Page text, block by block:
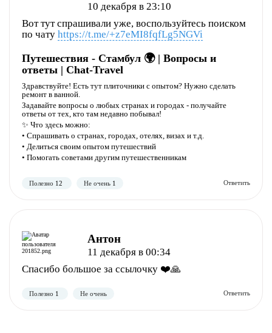
Полезно Не полезно
Полезно Не полезно
10 декабря в 23:10
Вот тут спрашивали уже, воспользуйтесь поиском
по чату https://t.me/+z7eMI8fqfLg5NGVi
Путешествия - Стамбул 🌍 | Вопросы и
ответы | Chat-Travel
Здравствуйте! Есть тут плиточники с опытом? Нужно сделать
ремонт в ванной.
Задавайте вопросы о любых странах и городах - получайте
ответы от тех, кто там недавно побывал!
✨ Что здесь можно:
• Спрашивать о странах, городах, отелях, визах и т.д.
• Делиться своим опытом путешествий
• Помогать советами другим путешественникам
Антон
11 декабря в 00:34
Спасибо большое за ссылочку ❤️🙏